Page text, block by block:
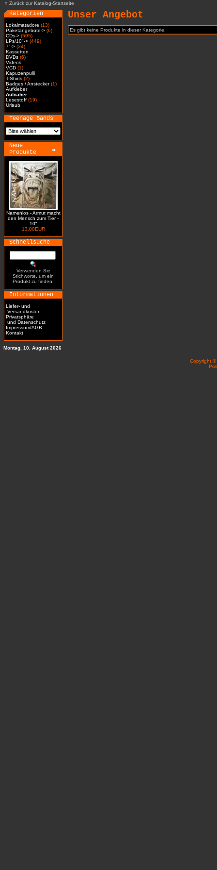
» Zurück zur Katalog-Startseite
Kategorien
Lokalmatadore (13)
Paketangebote-> (6)
CDs-> (595)
LPs/10"-> (449)
7"-> (34)
Kassetten
DVDs (6)
Videos
VCD (1)
Kapuzenpulli
T-Shirts (2)
Badges / Anstecker(1)
Aufkleber
Aufnäher
Lesestoff (19)
Urlaub
Teenage Bands
Neue
Produkte
Namenlos - Armut macht
den Mensch zum Tier -
10"
13.00EUR
Schnellsuche
Verwenden Sie
Stichworte, um ein
Produkt zu finden.
Informationen
Liefer- und
Versandkosten
Privatsphäre
und Datenschutz
Impressum/AGB
Kontakt
Unser Angebot
Es gibt keine Produkte in dieser Kategorie.
Montag, 10. August 2026
Copyright